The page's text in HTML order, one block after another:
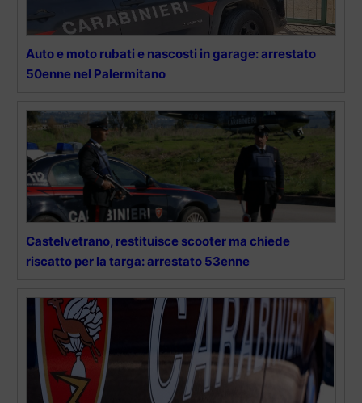
Auto e moto rubati e nascosti in garage: arrestato
50enne nel Palermitano
Castelvetrano, restituisce scooter ma chiede
riscatto per la targa: arrestato 53enne